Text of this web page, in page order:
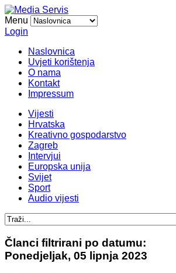
Menu
Login
Naslovnica
Uvjeti korištenja
O nama
Kontakt
Impressum
Vijesti
Hrvatska
Kreativno gospodarstvo
Zagreb
Intervjui
Europska unija
Svijet
Sport
Audio vijesti
Članci filtrirani po datumu:
Ponedjeljak, 05 lipnja 2023